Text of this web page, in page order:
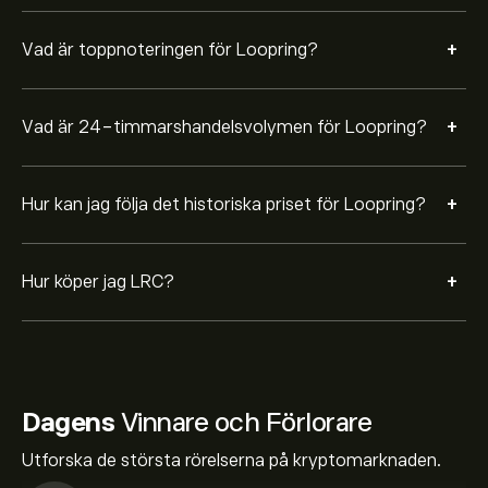
Vad är toppnoteringen för Loopring? +
Vad är 24-timmarshandelsvolymen för Loopring? +
Hur kan jag följa det historiska priset för Loopring? +
Hur köper jag LRC? +
Dagens Vinnare och Förlorare
Utforska de största rörelserna på kryptomarknaden.